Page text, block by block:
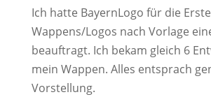
Ich hatte BayernLogo für die
Wappens/Logos nach Vorlage
beauftragt. Ich bekam gleich 6
mein Wappen. Alles entsprach
Vorstellung.